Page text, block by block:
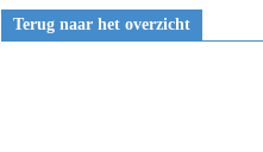
Terug naar het overzicht